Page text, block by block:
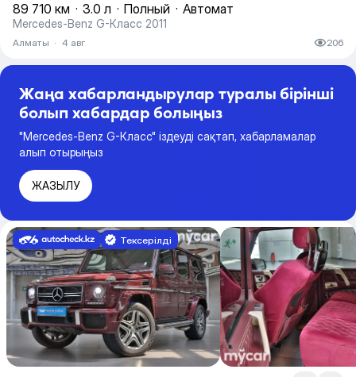
89 710 км · 3.0 л · Полный · Автомат
Mercedes-Benz G-Класс 2011
Алматы · 4 авг 206
Жаңа хабарландырулар туралы бірінші
болып хабардар болыңыз
"Mercedes-Benz G-Класс" іздеуді сақтап, хабарламалар
алып отырыңыз
ЖАЗЫЛУ
Тексерілді